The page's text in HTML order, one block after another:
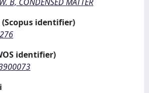
(Scopus identifier)
identifier)